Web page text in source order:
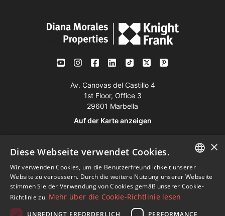
Av. Canovas del Castillo 4
1st Floor, Office 3
29601 Marbella
Auf der Karte anzeigen
Tel:+34 952 765 138
+34 601 636 766
Whatsapp:+34 952 765 138
info@dmproperties.com
www.dmproperties.com
ENGLISH
SPANISH
×
Diese Webseite verwendet Cookies.
Wir verwenden Cookies, um die Benutzerfreundlichkeit unserer
Website zu verbessern. Durch die weitere Nutzung unserer Webseite
stimmen Sie der Verwendung von Cookies gemäß unserer Cookie-
Richtlinie zu. Mehr über die Cookie-Richtlinie lesen
UNBEDINGT ERFORDERLICH PERFORMANCE